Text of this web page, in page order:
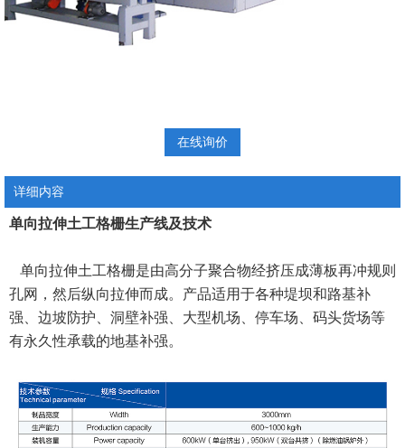
在线询价
详细内容
单向拉伸土工格栅生产线及技术
单向拉伸土工格栅是由高分子聚合物经挤压成薄板再冲规则
孔网，然后纵向拉伸而成。产品适用于各种堤坝和路基补
强、边坡防护、洞壁补强、大型机场、停车场、码头货场等
有永久性承载的地基补强。